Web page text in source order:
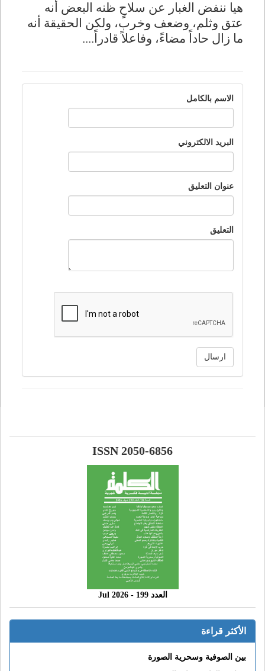
هيا ننفض الغبار عن سلاحٍ ظنه البعض أنه
عتق وثلم، وضعف وخرب، ولكن الحقيقة أنه
ما زال حاداً مضاءً، وفاعلاً قادراً....
الاسم بالكامل
البريد الالكتروني
عنوان التعليق
التعليق
ارسال
ISSN 2050-6856
العدد 199 - 2026 Jul
الأكثر قراءة
بين الصوفية وسحرية الصورة